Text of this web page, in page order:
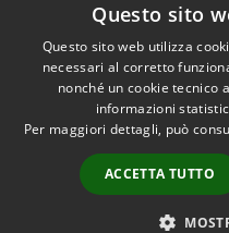
Accessibilità
Privacy
Mappa del sito
Questo sito
Questo sito web utilizza
necessari al corretto
nonché un cookie tecnico
informazioni
Per maggiori dettagli, può
ACCETTA TUTTO